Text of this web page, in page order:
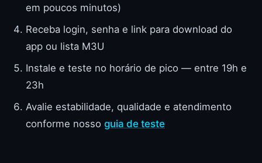
em poucos minutos)
Receba login, senha e link para download do
app ou lista M3U
Instale e teste no horário de pico — entre 19h e
23h
Avalie estabilidade, qualidade e atendimento
conforme nosso guia de teste